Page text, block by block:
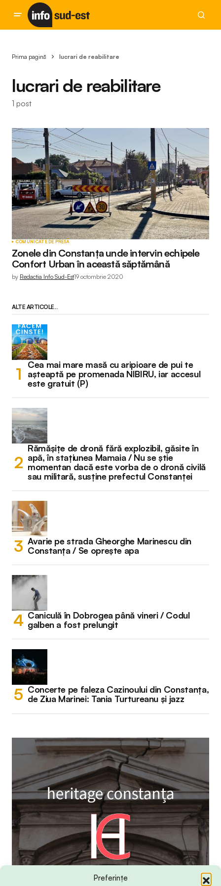
Preferințe
Prima pagină lucrari de reabilitare
lucrari de reabilitare
1 post
COMUNICATE DE PRESĂ
Zonele din Constanța unde intervin echipele
Confort Urban în această săptămână
by Redactia Info Sud-Est19 octombrie 2020
ALTE ARTICOLE...
Cea mai mare masă cu aripioare de pui te
așteaptă pe promenada NIBIRU, iar accesul
este gratuit (P)
Rămășițe de dronă fără explozibil, găsite în
apă, în stațiunea Mamaia / Nu se știe
momentan dacă este vorba de o dronă civilă
sau militară, susține prefectul Constanței
Avarie pe strada Gheorghe Marinescu din
Constanța / Se oprește apa
Caniculă în Dobrogea până vineri / Codul
galben a fost prelungit
Concerte pe faleza Cazinoului din Constanța,
de Ziua Marinei: Tania Turtureanu și jazz